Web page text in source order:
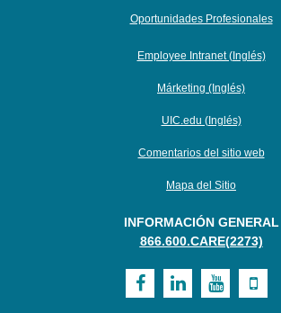
Oportunidades Profesionales
Employee Intranet (Inglés)
Márketing (Inglés)
UIC.edu (Inglés)
Comentarios del sitio web
Mapa del Sitio
INFORMACIÓN GENERAL
866.600.CARE(2273)
Visit Visit VisitVisit